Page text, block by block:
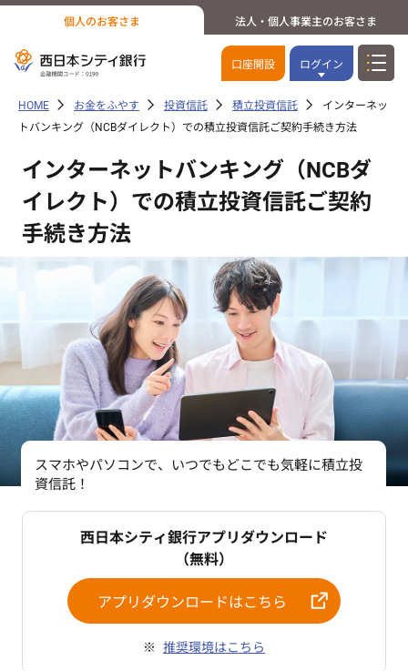
個人のお客さま 法人・個人事業主のお客さま
口座開設 ログイン
HOME お金をふやす 投資信託 積立投資信託
インターネッ
トバンキング（NCBダイレクト）での積立投資信託ご契約手続き方法
インターネットバンキング（NCBダ
イレクト）での積立投資信託ご契約
手続き方法
スマホやパソコンで、いつでもどこでも気軽に積立投
資信託！
西日本シティ銀行アプリダウンロード
（無料）
アプリダウンロードはこちら
推奨環境はこちら